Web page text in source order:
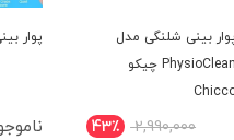
پوار بینی شلنگی مدل
PhysioClean چیکو
2,990,000 43٪
پوار